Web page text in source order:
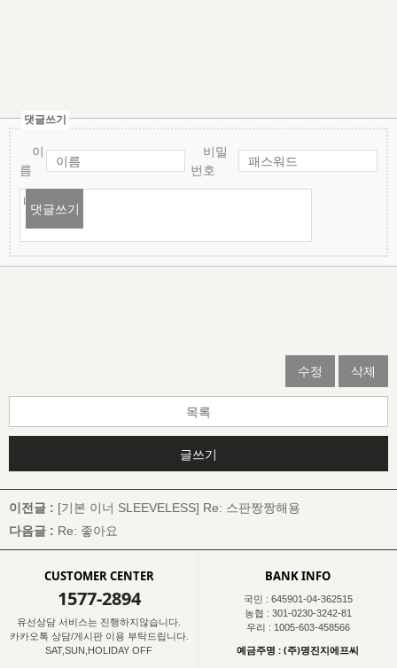
댓글쓰기
이
름
비밀
번호
댓글쓰기
수정 삭제
목록
글쓰기
이전글 : [기본 이너 SLEEVELESS] Re: 스판짱짱해용
다음글 : Re: 좋아요
CUSTOMER CENTER
1577-2894
유선상담 서비스는 진행하지않습니다.
카카오톡 상담/게시판 이용 부탁드립니다.
SAT,SUN,HOLIDAY OFF
BANK INFO
국민 : 645901-04-362515
농협 : 301-0230-3242-81
우리 : 1005-603-458566
예금주명 : (주)명진지에프씨